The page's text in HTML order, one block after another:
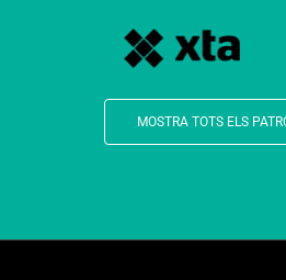
MOSTRA TOTS ELS